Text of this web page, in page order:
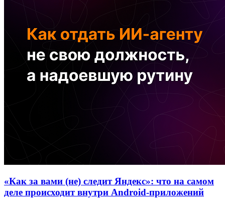
«Как за вами (не) следит Яндекс»: что на самом
деле происходит внутри Android-приложений